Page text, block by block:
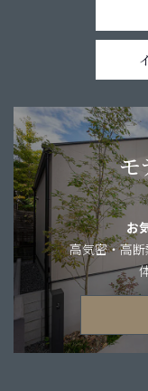
モ
お
高気密・高断